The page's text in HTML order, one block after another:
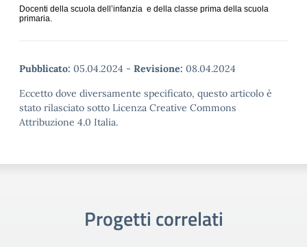
Docenti della scuola dell’infanzia e della classe prima della scuola
primaria.
Pubblicato: 05.04.2024 - Revisione: 08.04.2024
Eccetto dove diversamente specificato, questo articolo è
stato rilasciato sotto Licenza Creative Commons
Attribuzione 4.0 Italia.
Progetti correlati